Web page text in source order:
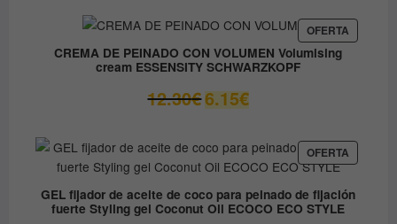
era:
37.45€.
es:
31.80€.
OFERTA
EN
CREMA DE PEINADO CON VOLUMEN Volumising
cream ESSENSITY SCHWARZKOPF
12.30€El
precio
era:
12.30€.
6.15€El
precio
es:
6.15€.
OFERTA
EN
GEL fijador de aceite de coco para peinado de fijación
fuerte Styling gel Coconut Oil ECOCO ECO STYLE